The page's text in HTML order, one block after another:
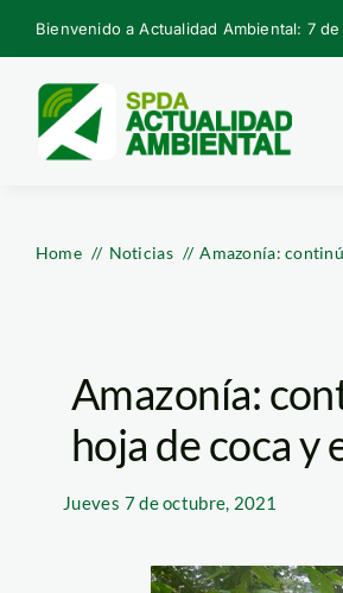
Skip
to
content
Bienvenido a Actualidad Ambiental: 7
Home Noticias Amazonía:
Amazonía:
hoja de coca
Jueves 7 de octubre, 2021